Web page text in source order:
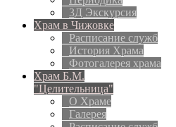
3Д Экскурсия
Храм в Чижовке
Расписание служб
История Храма
Фотогалерея храма
Храм Б.М.
"Целительница"
О Храме
Галерея